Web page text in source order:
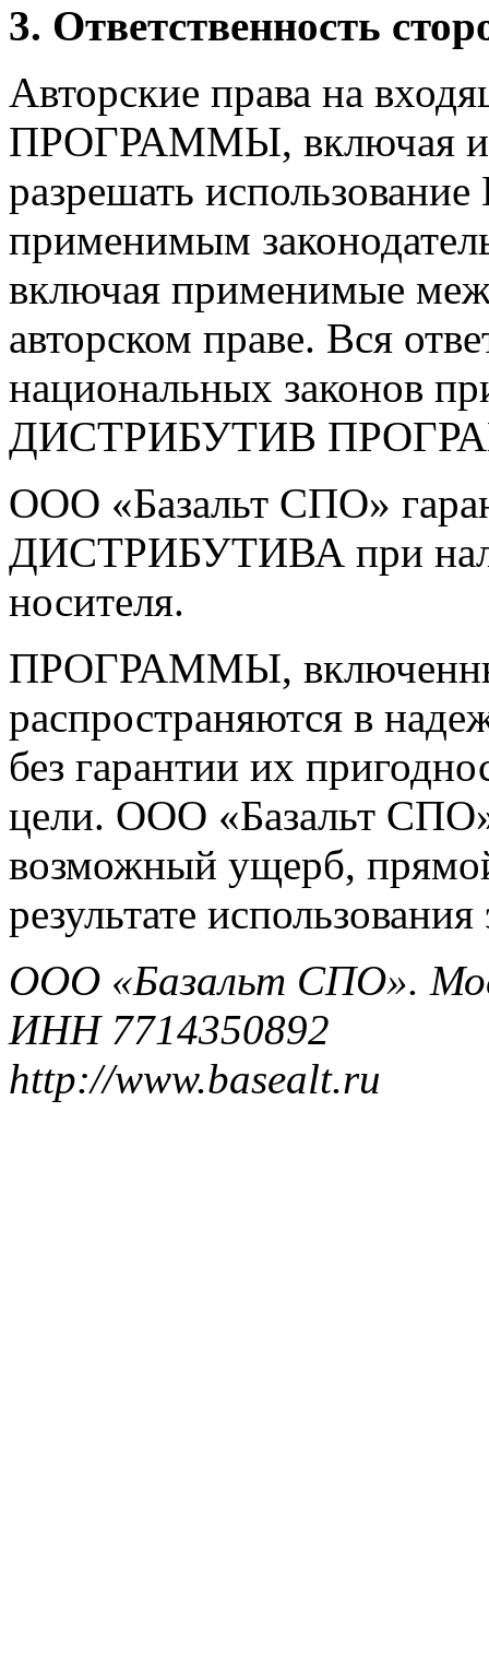
3. Ответственность
Авторские права на
ПРОГРАММЫ, включая
разрешать
применимым
включая применимые
авторском праве. Вся
национальных законов
ДИСТРИБУТИВ
ООО «Базальт СПО»
ДИСТРИБУТИВА при
носителя.
ПРОГРАММЫ,
распространяются в
без гарантии их
цели. ООО «Базальт СПО»
возможный ущерб,
результате
ООО «Базальт СПО».
ИНН 7714350892
http://www.basealt.ru